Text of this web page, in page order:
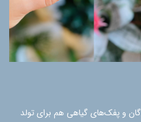
و پفک‌های گیاهی هم برای تولد